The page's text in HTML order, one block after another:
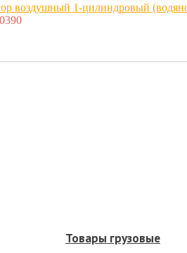
воздушный 1-цилиндровый
Товары грузовые